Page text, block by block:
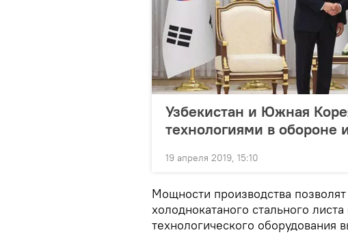
Узбекистан и Южная
технологиями в обороне
19 апреля 2019, 15:10
Мощности производства
холоднокатаного стального
технологического оборудования